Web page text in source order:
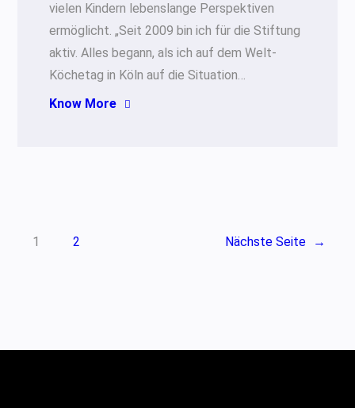
vielen Kindern lebenslange Perspektiven
ermöglicht. „Seit 2009 bin ich für die Stiftung
aktiv. Alles begann, als ich auf dem Welt-
Köchetag in Köln auf die Situation…
Know More
1 2 Nächste Seite →